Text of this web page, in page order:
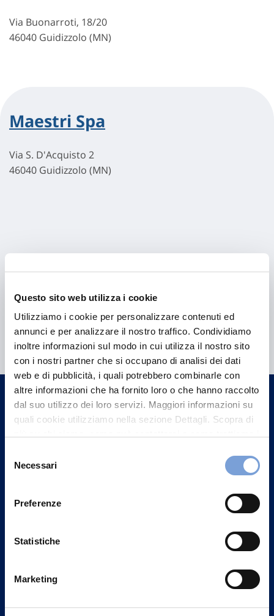
Questo sito web utilizza i cookie
Utilizziamo i cookie per personalizzare contenuti ed
annunci e per analizzare il nostro traffico. Condividiamo
inoltre informazioni sul modo in cui utilizza il nostro sito
con i nostri partner che si occupano di analisi dei dati
web e di pubblicità, i quali potrebbero combinarle con
altre informazioni che ha fornito loro o che hanno raccolto
dal suo utilizzo dei loro servizi. Maggiori informazioni su
quali cookie utilizziamo nella sezione Dettagli. Scopra di
può trovare nel footer del sito nella sezione "Informativa
delNecessari
Preferenze
Statistiche
Marketing
Via Buonarroti, 18/20
46040 Guidizzolo (MN)
Maestri Spa
Via S. D'Acquisto 2
46040 Guidizzolo (MN)
Hai bisogno di
informazioni?
Trova l'Agenzia più vicina a te e parla con
un nostro Agente.
Contattaci
Vittoria Assicurazioni S.p.A.